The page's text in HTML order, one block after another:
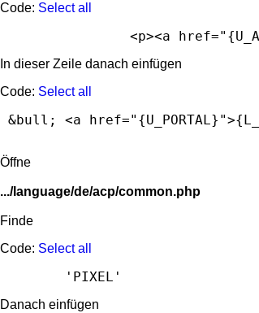
Code: Select all
<p><a
In dieser Zeile danach einfügen
Code: Select all
&bull; <a
Öffne
.../language/de/acp/common.php
Finde
Code: Select all
Danach einfügen